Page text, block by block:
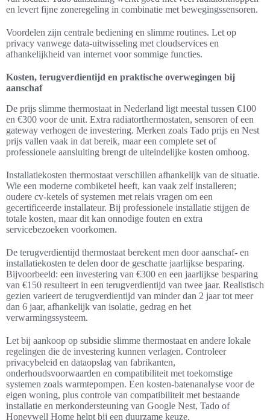
en levert fijne zoneregeling in combinatie met bewegingssensoren.
Voordelen zijn centrale bediening en slimme routines. Let op
privacy vanwege data-uitwisseling met cloudservices en
afhankelijkheid van internet voor sommige functies.
Kosten, terugverdientijd en praktische overwegingen bij
aanschaf
De prijs slimme thermostaat in Nederland ligt meestal tussen €100
en €300 voor de unit. Extra radiatorthermostaten, sensoren of een
gateway verhogen de investering. Merken zoals Tado prijs en Nest
prijs vallen vaak in dat bereik, maar een complete set of
professionele aansluiting brengt de uiteindelijke kosten omhoog.
Installatiekosten thermostaat verschillen afhankelijk van de situatie.
Wie een moderne combiketel heeft, kan vaak zelf installeren;
oudere cv-ketels of systemen met relais vragen om een
gecertificeerde installateur. Bij professionele installatie stijgen de
totale kosten, maar dit kan onnodige fouten en extra
servicebezoeken voorkomen.
De terugverdientijd thermostaat berekent men door aanschaf- en
installatiekosten te delen door de geschatte jaarlijkse besparing.
Bijvoorbeeld: een investering van €300 en een jaarlijkse besparing
van €150 resulteert in een terugverdientijd van twee jaar. Realistisch
gezien varieert de terugverdientijd van minder dan 2 jaar tot meer
dan 6 jaar, afhankelijk van isolatie, gedrag en het
verwarmingssysteem.
Let bij aankoop op subsidie slimme thermostaat en andere lokale
regelingen die de investering kunnen verlagen. Controleer
privacybeleid en dataopslag van fabrikanten,
onderhoudsvoorwaarden en compatibiliteit met toekomstige
systemen zoals warmtepompen. Een kosten-batenanalyse voor de
eigen woning, plus controle van compatibiliteit met bestaande
installatie en merkondersteuning van Google Nest, Tado of
Honeywell Home helpt bij een duurzame keuze.